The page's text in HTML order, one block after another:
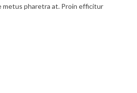
metus pharetra at. Proin efficitur